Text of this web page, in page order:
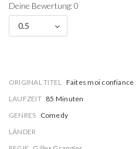
Deine Bewertung: 0
0.5
ORIGINAL TITEL Faites moi confiance
LAUFZEIT 85 Minuten
GENRES Comedy
LÄNDER